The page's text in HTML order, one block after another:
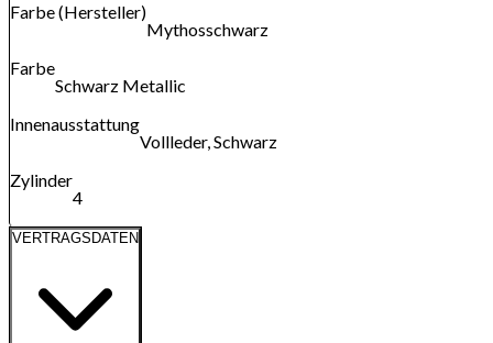
Farbe (Hersteller)
Mythosschwarz
Farbe
Schwarz Metallic
Innenausstattung
Vollleder, Schwarz
Zylinder
4
VERTRAGSDATEN